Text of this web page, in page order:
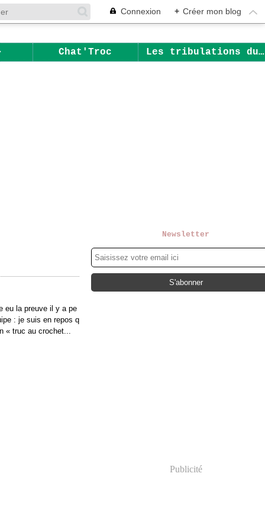
Connexion + Créer mon blog
Chat'Troc Les tribulations du Chat
eu la preuve il y a pe
: je suis en repos q
« truc au crochet...
Newsletter
Publicité